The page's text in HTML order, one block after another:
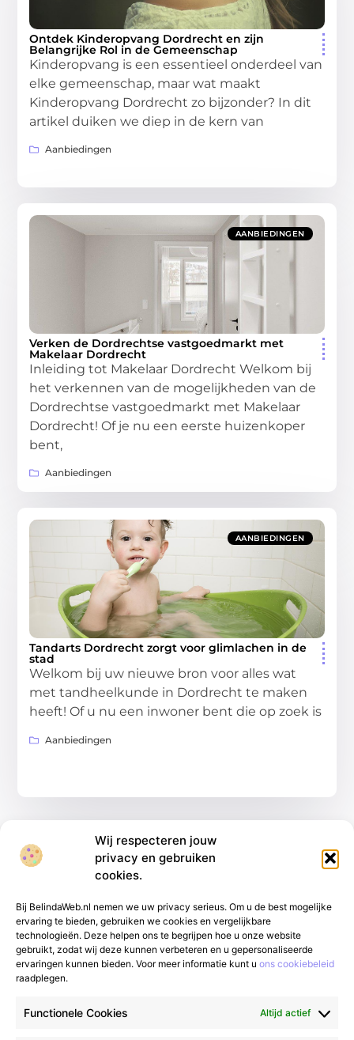
Wij respecteren jouw
privacy en gebruiken
cookies.
Bij BelindaWeb.nl nemen we uw privacy serieus. Om u de best mogelijke
ervaring te bieden, gebruiken we cookies en vergelijkbare
technologieën. Deze helpen ons te begrijpen hoe u onze website
gebruikt, zodat wij deze kunnen verbeteren en u gepersonaliseerde
ervaringen kunnen bieden. Voor meer informatie kunt u ons cookiebeleid
raadplegen.
Functionele Cookies Altijd actief
Ontdek Kinderopvang Dordrecht en zijn
Belangrijke Rol in de Gemeenschap
Kinderopvang is een essentieel onderdeel van
elke gemeenschap, maar wat maakt
Kinderopvang Dordrecht zo bijzonder? In dit
artikel duiken we diep in de kern van
Aanbiedingen
AANBIEDINGEN
Verken de Dordrechtse vastgoedmarkt met
Makelaar Dordrecht
Inleiding tot Makelaar Dordrecht Welkom bij
het verkennen van de mogelijkheden van de
Dordrechtse vastgoedmarkt met Makelaar
Dordrecht! Of je nu een eerste huizenkoper
bent,
Aanbiedingen
AANBIEDINGEN
Tandarts Dordrecht zorgt voor glimlachen in de
stad
Welkom bij uw nieuwe bron voor alles wat
met tandheelkunde in Dordrecht te maken
heeft! Of u nu een inwoner bent die op zoek is
Aanbiedingen
Van alledaags tot bijzonder – lees het op
gfgmarketing.nl.
te bieden heeft.